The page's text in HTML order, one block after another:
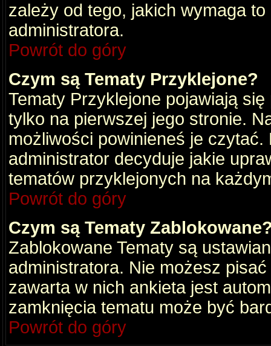
zależy od tego, jakich wymaga
administratora.
Powrót do góry
Czym są Tematy Przyklejone?
Tematy Przyklejone pojawiają
tylko na pierwszej jego stronie.
możliwości powinieneś je czytać.
administrator decyduje jakie
tematów przyklejonych na
Powrót do góry
Czym są Tematy
Zablokowane Tematy są
administratora. Nie możesz
zawarta w nich ankieta jest
zamknięcia tematu może być
Powrót do góry